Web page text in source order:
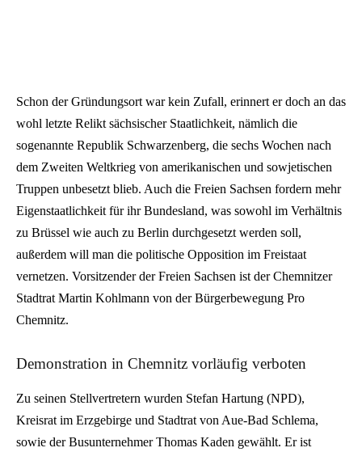
Schon der Gründungsort war kein Zufall, erinnert er doch an das
wohl letzte Relikt sächsischer Staatlichkeit, nämlich die
sogenannte Republik Schwarzenberg, die sechs Wochen nach
dem Zweiten Weltkrieg von amerikanischen und sowjetischen
Truppen unbesetzt blieb. Auch die Freien Sachsen fordern mehr
Eigenstaatlichkeit für ihr Bundesland, was sowohl im Verhältnis
zu Brüssel wie auch zu Berlin durchgesetzt werden soll,
außerdem will man die politische Opposition im Freistaat
vernetzen. Vorsitzender der Freien Sachsen ist der Chemnitzer
Stadtrat Martin Kohlmann von der Bürgerbewegung Pro
Chemnitz.
Demonstration in Chemnitz vorläufig verboten
Zu seinen Stellvertretern wurden Stefan Hartung (NPD),
Kreisrat im Erzgebirge und Stadtrat von Aue-Bad Schlema,
sowie der Busunternehmer Thomas Kaden gewählt. Er ist